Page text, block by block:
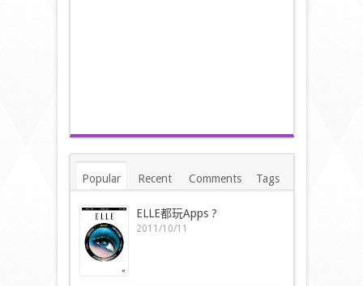
Popular Recent Comments Tags
ELLE都玩Apps ?
2011/10/11